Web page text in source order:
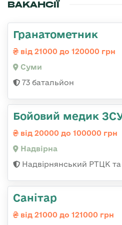
ВАКАНСІЇ
Гранатометник
від 21000 до 120000 грн
Суми
73 батальйон
Бойовий медик
від 20000 до 100000 грн
Надвірна
Надвірнянський РТЦК
Санітар
від 21000 до 121000 грн